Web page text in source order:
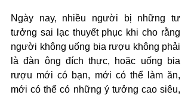
Ngày nay, nhiều người bị những tư
tưởng sai lạc thuyết phục khi cho rằng
người không uống bia rượu không phải
là đàn ông đích thực, hoặc uống bia
rượu mới có bạn, mới có thể làm ăn,
mới có thể có những ý tưởng cao siêu,